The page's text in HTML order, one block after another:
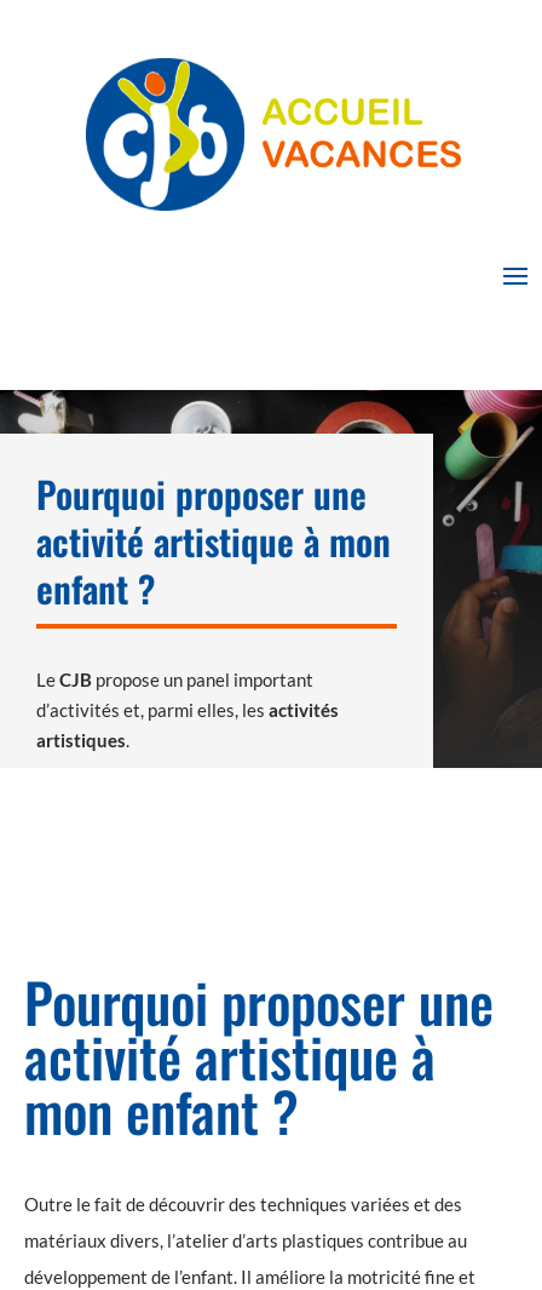
Pourquoi proposer une
activité artistique à mon
enfant ?
LeCJB propose un panel important
d’activités et, parmi elles, les activités
artistiques.
Pourquoi proposer une
activité artistique à
mon enfant ?
Outre le fait de découvrir des techniques variées et des
matériaux divers, l’atelier d’arts plastiques contribue au
développement de l’enfant. Il améliore la motricité fine et